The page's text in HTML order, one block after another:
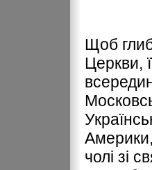
Щоб
Церкви,
Америки,
чолі зі